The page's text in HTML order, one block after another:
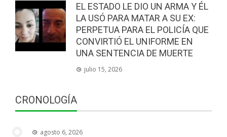
EL ESTADO LE DIO UN ARMA Y ÉL
LA USÓ PARA MATAR A SU EX:
PERPETUA PARA EL POLICÍA QUE
CONVIRTIÓ EL UNIFORME EN
UNA SENTENCIA DE MUERTE
julio 15, 2026
CRONOLOGÍA
agosto 6, 2026